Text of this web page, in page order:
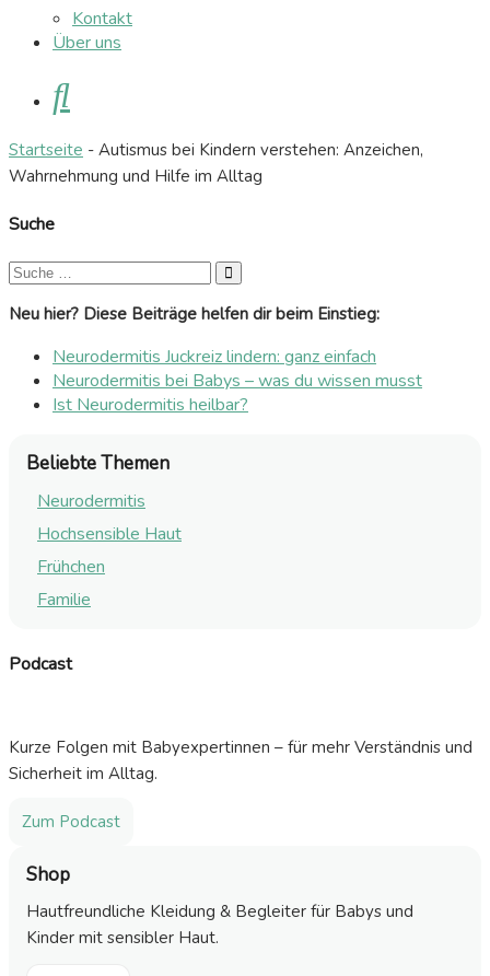
Kontakt
Über uns
Suche
Startseite - Autismus bei Kindern verstehen: Anzeichen,
Wahrnehmung und Hilfe im Alltag
Suche
Neu hier? Diese Beiträge helfen dir beim Einstieg:
Neurodermitis Juckreiz lindern: ganz einfach
Neurodermitis bei Babys – was du wissen musst
Ist Neurodermitis heilbar?
Beliebte Themen
Neurodermitis
Hochsensible Haut
Frühchen
Familie
Podcast
Kurze Folgen mit Babyexpertinnen – für mehr Verständnis und
Sicherheit im Alltag.
Zum Podcast
Shop
Hautfreundliche Kleidung & Begleiter für Babys und
Kinder mit sensibler Haut.